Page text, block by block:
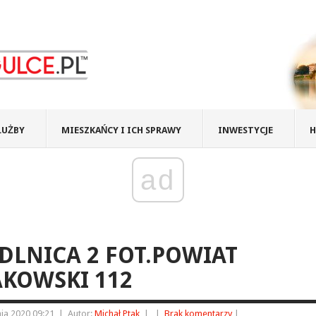
MIESZKAŃCY I ICH SPRAWY INWESTYCJE
ad
2 FOT.POWIAT
112
2020 09:21 Autor: Michał Ptak Brak komentarzy